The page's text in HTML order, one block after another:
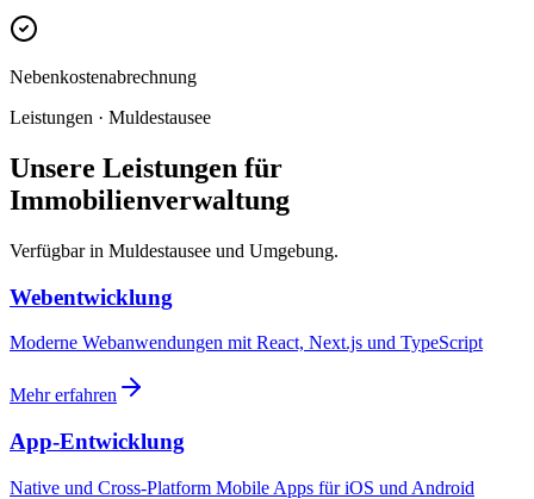
Nebenkostenabrechnung
Leistungen · Muldestausee
Unsere Leistungen für
Immobilienverwaltung
Verfügbar in Muldestausee und Umgebung.
Webentwicklung
Moderne Webanwendungen mit React, Next.js und TypeScript
Mehr erfahren
App-Entwicklung
Native und Cross-Platform Mobile Apps für iOS und Android